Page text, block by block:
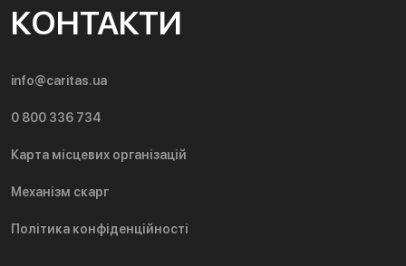
КОНТАКТИ
info@caritas.ua
0 800 336 734
Карта місцевих організацій
Механізм скарг
Політика конфіденційності